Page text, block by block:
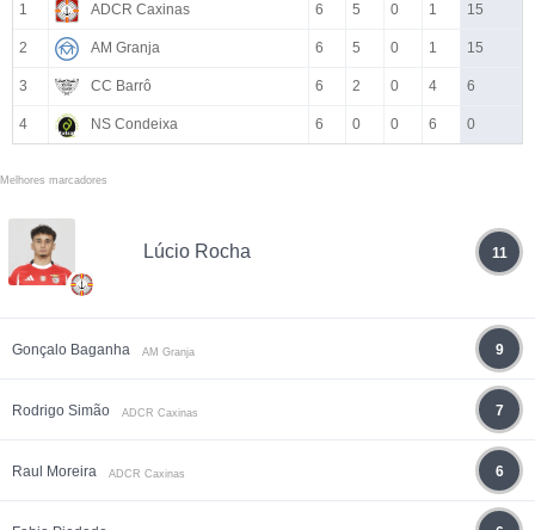
1 ADCR Caxinas 6 5 0 1 15
2 AM Granja 6 5 0 1 15
3 CC Barrô 6 2 0 4 6
4 NS Condeixa 6 0 0 6 0
Melhores marcadores
Lúcio Rocha 11
Gonçalo Baganha AM Granja 9
Rodrigo Simão ADCR Caxinas 7
Raul Moreira ADCR Caxinas 6